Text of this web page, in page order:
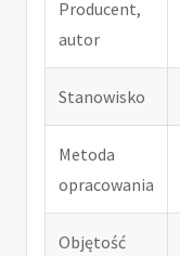
Producent,
autor
Stanowisko
Metoda
opracowania
Objętość